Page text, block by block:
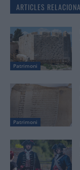
ARTICLES
Patrimoni
Patrimoni